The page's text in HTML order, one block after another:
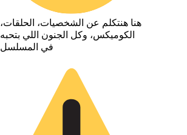
هنا هنتكلم عن الشخصيات، الحلقات،
الكوميكس، وكل الجنون اللي بتحبه
في المسلسل